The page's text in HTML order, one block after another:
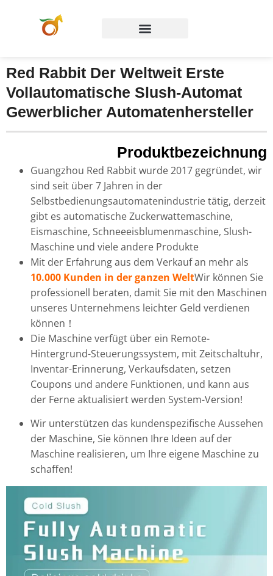
Red Rabbit Der Weltweit Erste
Vollautomatische Slush-Automat
Gewerblicher Automatenhersteller
Produktbezeichnung
Guangzhou Red Rabbit wurde 2017 gegründet, wir
sind seit über 7 Jahren in der
Selbstbedienungsautomatenindustrie tätig, derzeit
gibt es automatische Zuckerwattemaschine,
Eismaschine, Schneeeisblumenmaschine, Slush-
Maschine und viele andere Produkte
Mit der Erfahrung aus dem Verkauf an mehr als
10.000 Kunden in der ganzen WeltWir können Sie
professionell beraten, damit Sie mit den Maschinen
unseres Unternehmens leichter Geld verdienen
können！
Die Maschine verfügt über ein Remote-
Hintergrund-Steuerungssystem, mit Zeitschaltuhr,
Inventar-Erinnerung, Verkaufsdaten, setzen
Coupons und andere Funktionen, und kann aus
der Ferne aktualisiert werden System-Version!
Wir unterstützen das kundenspezifische Aussehen
der Maschine, Sie können Ihre Ideen auf der
Maschine realisieren, um Ihre eigene Maschine zu
schaffen!